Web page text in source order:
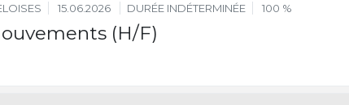
15.06.2026 DURÉE INDÉTERMINÉE 100 %
(H/F)